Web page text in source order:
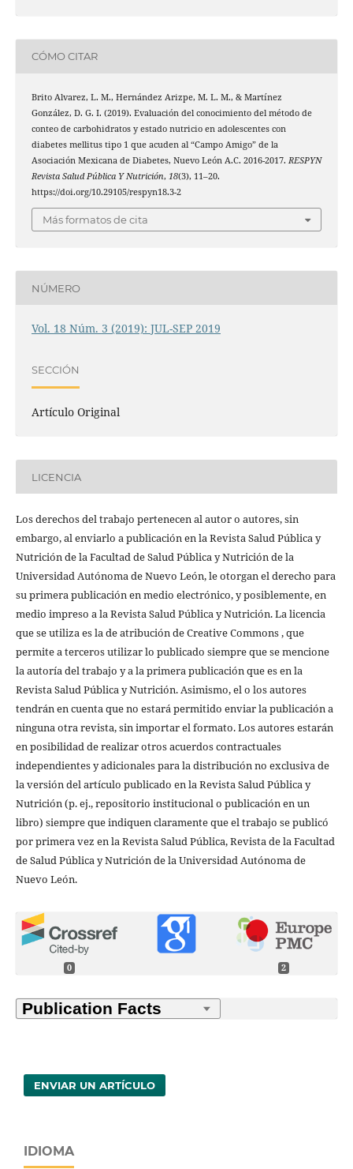
CÓMO CITAR
Brito Alvarez, L. M., Hernández Arizpe, M. L. M., & Martínez
González, D. G. I. (2019). Evaluación del conocimiento del método de
conteo de carbohidratos y estado nutricio en adolescentes con
diabetes mellitus tipo 1 que acuden al “Campo Amigo” de la
Asociación Mexicana de Diabetes, Nuevo León A.C. 2016-2017. RESPYN
Revista Salud Pública Y Nutrición, 18(3), 11–20.
https://doi.org/10.29105/respyn18.3-2
Más formatos de cita
NÚMERO
Vol. 18 Núm. 3 (2019): JUL-SEP 2019
SECCIÓN
Artículo Original
LICENCIA
Los derechos del trabajo pertenecen al autor o autores, sin
embargo, al enviarlo a publicación en la Revista Salud Pública y
Nutrición de la Facultad de Salud Pública y Nutrición de la
Universidad Autónoma de Nuevo León, le otorgan el derecho para
su primera publicación en medio electrónico, y posiblemente, en
medio impreso a la Revista Salud Pública y Nutrición. La licencia
que se utiliza es la de atribución de Creative Commons , que
permite a terceros utilizar lo publicado siempre que se mencione
la autoría del trabajo y a la primera publicación que es en la
Revista Salud Pública y Nutrición. Asimismo, el o los autores
tendrán en cuenta que no estará permitido enviar la publicación a
ninguna otra revista, sin importar el formato. Los autores estarán
en posibilidad de realizar otros acuerdos contractuales
independientes y adicionales para la distribución no exclusiva de
la versión del artículo publicado en la Revista Salud Pública y
Nutrición (p. ej., repositorio institucional o publicación en un
libro) siempre que indiquen claramente que el trabajo se publicó
por primera vez en la Revista Salud Pública, Revista de la Facultad
de Salud Pública y Nutrición de la Universidad Autónoma de
Nuevo León.
0 2
ENVIAR UN ARTÍCULO
IDIOMA